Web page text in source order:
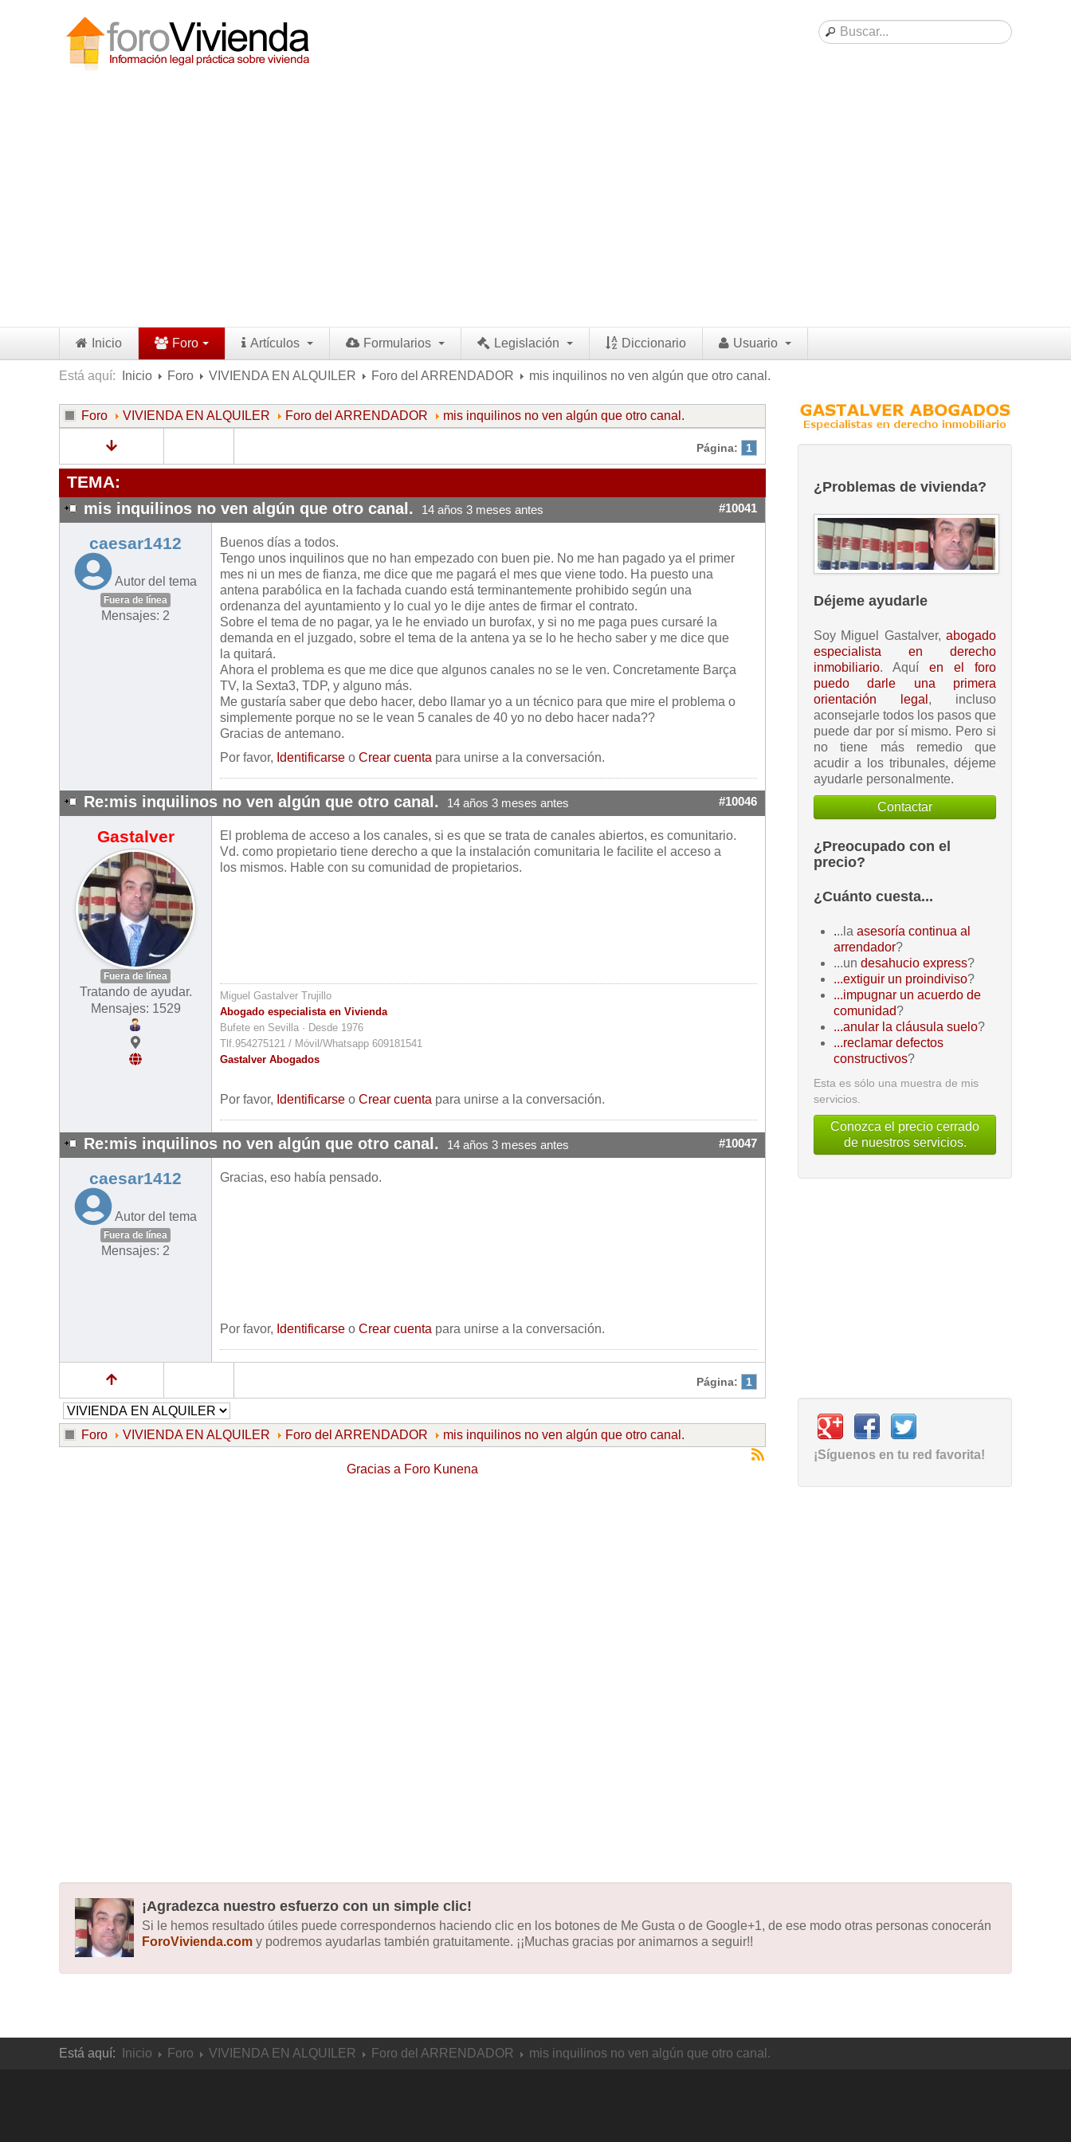
Inicio Foro Artículos Formularios Legislación Diccionario Usuario
Está aquí: Inicio Foro VIVIENDA EN ALQUILER Foro del ARRENDADOR mis inquilinos no ven algún que otro canal.
Foro VIVIENDA EN ALQUILER Foro del ARRENDADOR mis inquilinos no ven algún que otro canal.
Página: 1
TEMA:
mis inquilinos no ven algún que otro canal. 14 años 3 meses antes #10041
caesar1412
Autor del tema
Fuera de línea
Mensajes: 2
Buenos días a todos.
Tengo unos inquilinos que no han empezado con buen pie. No me han pagado ya el primer
mes ni un mes de fianza, me dice que me pagará el mes que viene todo. Ha puesto una
antena parabólica en la fachada cuando está terminantemente prohibido según una
ordenanza del ayuntamiento y lo cual yo le dije antes de firmar el contrato.
Sobre el tema de no pagar, ya le he enviado un burofax, y si no me paga pues cursaré la
demanda en el juzgado, sobre el tema de la antena ya se lo he hecho saber y me dice que
la quitará.
Ahora el problema es que me dice que algunos canales no se le ven. Concretamente Barça
TV, la Sexta3, TDP, y alguno más.
Me gustaría saber que debo hacer, debo llamar yo a un técnico para que mire el problema o
simplemente porque no se le vean 5 canales de 40 yo no debo hacer nada??
Gracias de antemano.
Por favor, Identificarse o Crear cuenta para unirse a la conversación.
Re:mis inquilinos no ven algún que otro canal. 14 años 3 meses antes #10046
Gastalver
Fuera de línea
Tratando de ayudar.
Mensajes: 1529
El problema de acceso a los canales, si es que se trata de canales abiertos, es comunitario.
Vd. como propietario tiene derecho a que la instalación comunitaria le facilite el acceso a
los mismos. Hable con su comunidad de propietarios.
Miguel Gastalver Trujillo
Abogado especialista en Vivienda
Bufete en Sevilla · Desde 1976
Tlf.954275121 / Móvil/Whatsapp 609181541
Gastalver Abogados
Por favor, Identificarse o Crear cuenta para unirse a la conversación.
Re:mis inquilinos no ven algún que otro canal. 14 años 3 meses antes #10047
caesar1412
Autor del tema
Fuera de línea
Mensajes: 2
Gracias, eso había pensado.
Por favor, Identificarse o Crear cuenta para unirse a la conversación.
Página: 1
Foro VIVIENDA EN ALQUILER Foro del ARRENDADOR mis inquilinos no ven algún que otro canal.
Gracias a Foro Kunena
¿Problemas de vivienda?
Déjeme ayudarle
Soy Miguel Gastalver, abogado
especialista en derecho
inmobiliario. Aquí en el foro
puedo darle una primera
orientación legal , incluso
aconsejarle todos los pasos que
puede dar por sí mismo. Pero si
no tiene más remedio que
acudir a los tribunales, déjeme
ayudarle personalmente.
Contactar
¿Preocupado con el
precio?
¿Cuánto cuesta...
...la asesoría continua al
arrendador?
...un desahucio express?
...extiguir un proindiviso?
...impugnar un acuerdo de
comunidad?
...anular la cláusula suelo?
...reclamar defectos
constructivos?
Esta es sólo una muestra de mis
servicios.
Conozca el precio cerrado
de nuestros servicios.
¡Síguenos en tu red favorita!
¡Agradezca nuestro esfuerzo con un simple clic!
Si le hemos resultado útiles puede correspondernos haciendo clic en los botones de Me Gusta o de Google+1, de ese modo otras personas conocerán
ForoVivienda.com y podremos ayudarlas también gratuitamente. ¡¡Muchas gracias por animarnos a seguir!!
Está aquí: Inicio Foro VIVIENDA EN ALQUILER Foro del ARRENDADOR mis inquilinos no ven algún que otro canal.